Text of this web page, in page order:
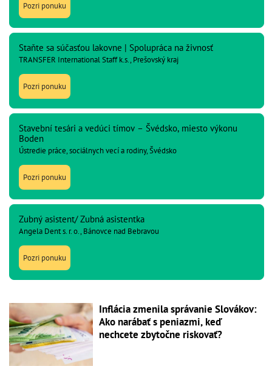
Pozri ponuku
Staňte sa súčasťou lakovne | Spolupráca na živnosť
TRANSFER International Staff k.s., Prešovský kraj
Pozri ponuku
Stavební tesári a vedúci tímov – Švédsko, miesto výkonu
Boden
Ústredie práce, sociálnych vecí a rodiny, Švédsko
Pozri ponuku
Zubný asistent/ Zubná asistentka
Angela Dent s. r. o., Bánovce nad Bebravou
Pozri ponuku
Inflácia zmenila správanie Slovákov:
Ako narábať s peniazmi, keď
nechcete zbytočne riskovať?